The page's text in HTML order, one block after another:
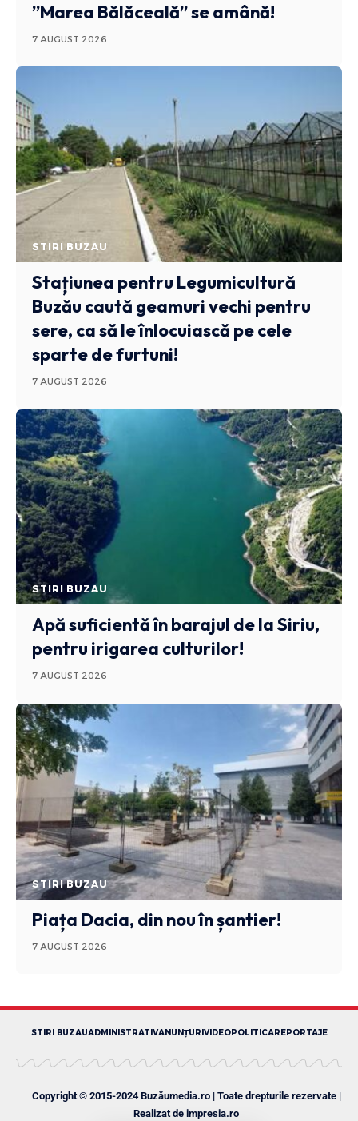
”Marea Bălăceală” se amână!
7 AUGUST 2026
STIRI BUZAU
Stațiunea pentru Legumicultură
Buzău caută geamuri vechi pentru
sere, ca să le înlocuiască pe cele
sparte de furtuni!
7 AUGUST 2026
STIRI BUZAU
Apă suficientă în barajul de la Siriu,
pentru irigarea culturilor!
7 AUGUST 2026
STIRI BUZAU
Piața Dacia, din nou în șantier!
7 AUGUST 2026
STIRI BUZAUADMINISTRATIVANUNȚURIVIDEOPOLITICAREPORTAJE
Copyright © 2015-2024 Buzăumedia.ro | Toate drepturile rezervate |
Realizat de impresia.ro